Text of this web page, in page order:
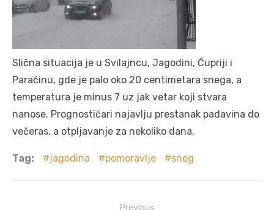
Slična situacija je u Svilajncu, Jagodini, Ćupriji i
Paraćinu, gde je palo oko 20 centimetara snega, a
temperatura je minus 7 uz jak vetar koji stvara
nanose. Prognostičari najavlju prestanak padavina do
večeras, a otpljavanje za nekoliko dana.
Tag: jagodina pomoravlje sneg